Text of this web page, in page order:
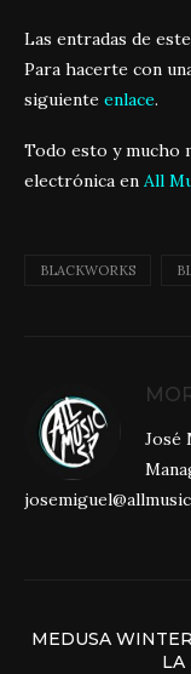
Las entradas de
Para hacerte con
siguiente enlace.
Todo esto y mucho
electrónica en All
BLACKWORKS
José
MEDUSA
LA